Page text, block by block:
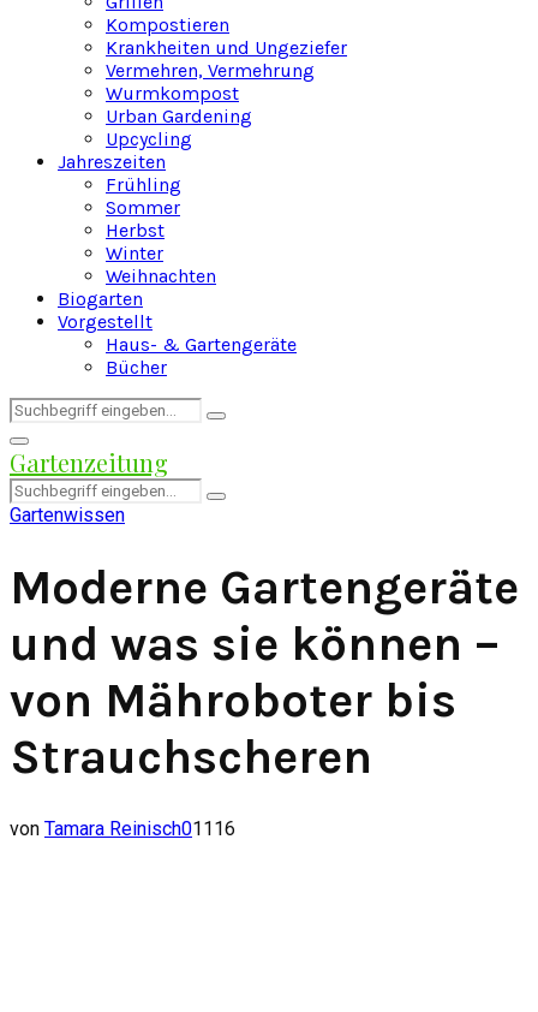
Kompostieren
Krankheiten und Ungeziefer
Vermehren, Vermehrung
Wurmkompost
Urban Gardening
Upcycling
Jahreszeiten
Frühling
Sommer
Herbst
Winter
Weihnachten
Biogarten
Vorgestellt
Haus- & Gartengeräte
Bücher
Search
for:
Search
Facebook
Twitter
Instagram
Pinterest
Youtube
Snapchat
Primary
Menu
Gartenzeitung
Search
for:
Search
Gartenwissen
Moderne Gartengeräte
und was sie können –
von Mähroboter bis
Strauchscheren
von Tamara Reinisch01116